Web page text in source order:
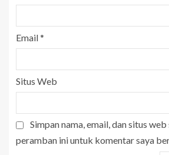
Email*
Situs Web
Simpan nama, email, dan situs web
peramban ini untuk komentar saya